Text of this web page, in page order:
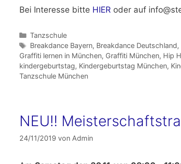
Bei Interesse bitte HIER oder auf
Kategorien
Tanzschule
Schlagwörter
Breakdance Bayern, Breakdance Deutschland,
Graffiti lernen in München, Graffiti München, Hip
kindergeburtstag, Kindergeburtstag München,
Tanzschule München
NEU!!
24/11/2019 von Admin